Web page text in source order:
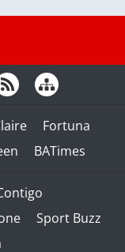
Fortuna
BATimes
Sport Buzz